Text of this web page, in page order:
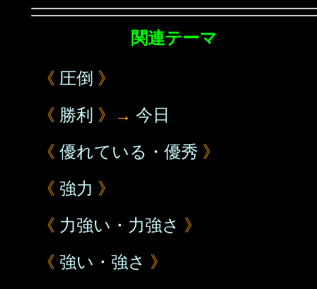
関連テーマ
《 圧倒 》
《 勝利 》→ 今日
《 優れている・優秀 》
《 強力 》
《 力強い・力強さ 》
《 強い・強さ 》